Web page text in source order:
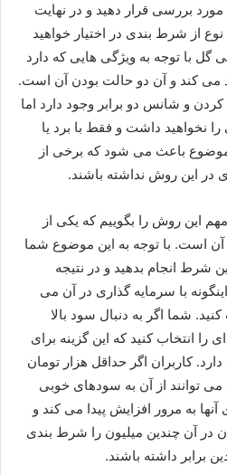
مورد بررسی قرار دهید و در نهایت
از شرط بندی در اختیار خواهید
با توجه به ویژگی هایی که دارد
می کند و آن دو حالت بودن آن است.
کردن و شانس دو برابر وجود دارد اما
نخواهید داشت و فقط با برد یا
باعث می‌ شود که برخی از
در این روش نداشته باشند.
این روش را بگوییم که یکی از
آن است. با توجه به این موضوع شما
شرط انجام بدهید و در نتیجه
با سرمایه‌ گذاری در آن می
شما اگر به دنبال سود بالا
انتخاب کنید که این گزینه برای
کاربران اگر حداقل هزار تومان
توانند از آن به سودهای خوبی
به مرور افزایش پیدا می‌ کند و
در آن چندین میلیون را شرط بندی
برابر داشته باشند.